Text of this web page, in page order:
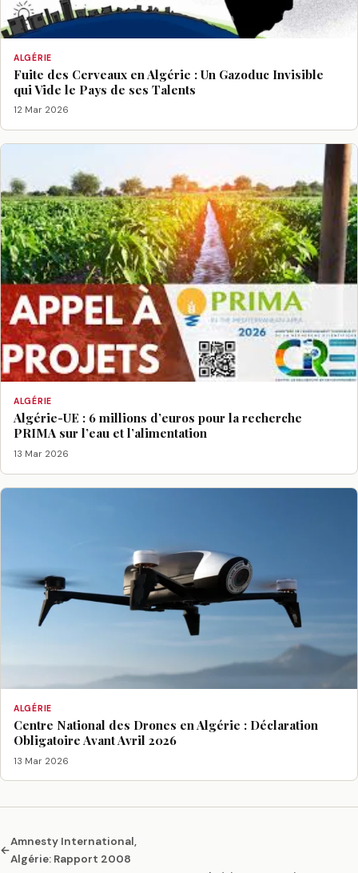
ALGÉRIE
Fuite des Cerveaux en Algérie : Un Gazoduc Invisible
qui Vide le Pays de ses Talents
12 Mar 2026
ALGÉRIE
Algérie-UE : 6 millions d’euros pour la recherche
PRIMA sur l’eau et l’alimentation
13 Mar 2026
ALGÉRIE
Centre National des Drones en Algérie : Déclaration
Obligatoire Avant Avril 2026
13 Mar 2026
←
Amnesty International,
Algérie: Rapport 2008